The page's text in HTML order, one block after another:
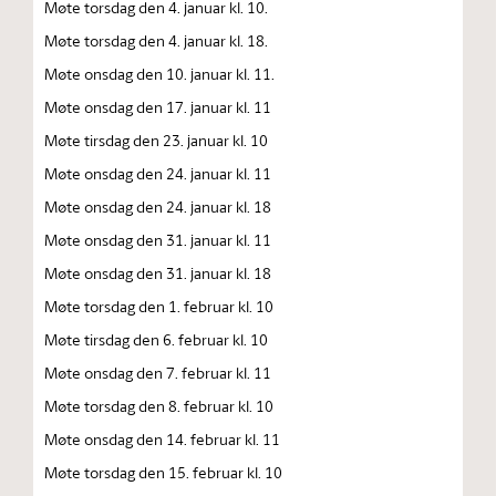
Møte torsdag den 4. januar kl. 10.
Møte torsdag den 4. januar kl. 18.
Møte onsdag den 10. januar kl. 11.
Møte onsdag den 17. januar kl. 11
Møte tirsdag den 23. januar kl. 10
Møte onsdag den 24. januar kl. 11
Møte onsdag den 24. januar kl. 18
Møte onsdag den 31. januar kl. 11
Møte onsdag den 31. januar kl. 18
Møte torsdag den 1. februar kl. 10
Møte tirsdag den 6. februar kl. 10
Møte onsdag den 7. februar kl. 11
Møte torsdag den 8. februar kl. 10
Møte onsdag den 14. februar kl. 11
Møte torsdag den 15. februar kl. 10